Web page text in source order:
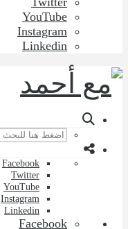
YouTube
Instagram
Linkedin
Facebook
Twitter
YouTube
Instagram
Linkedin
Facebook